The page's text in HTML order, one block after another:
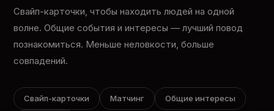
Свайп-карточки, чтобы находить людей на одной
волне. Общие события и интересы — лучший повод
познакомиться. Меньше неловкости, больше
совпадений.
Свайп-карточки Матчинг Общие интересы